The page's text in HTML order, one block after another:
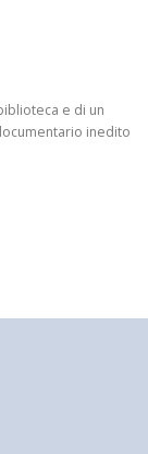
e di un
inedito